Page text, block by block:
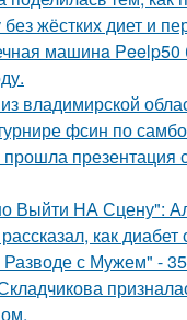
жёстких диет и
машинa Peelp50
владимирской
фсин по
презентация
Выйти НА Сцену":
как
с Мужем" -